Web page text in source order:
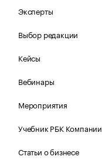
Эксперты
Выбор редакции
Кейсы
Вебинары
Мероприятия
Учебник РБК Компании
Статьи о бизнесе